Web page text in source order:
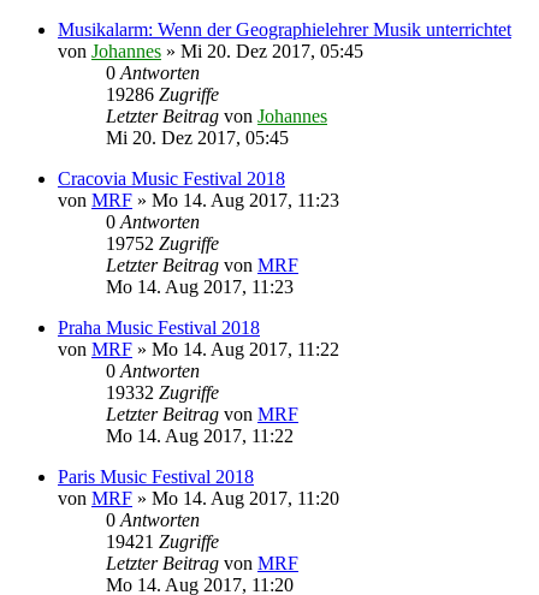
Musikalarm: Wenn der Geographielehrer Musik unterrichtet
von Johannes » Mi 20. Dez 2017, 05:45
0 Antworten
19286 Zugriffe
Letzter Beitrag von Johannes
Mi 20. Dez 2017, 05:45
Cracovia Music Festival 2018
von MRF » Mo 14. Aug 2017, 11:23
0 Antworten
19752 Zugriffe
Letzter Beitrag von MRF
Mo 14. Aug 2017, 11:23
Praha Music Festival 2018
von MRF » Mo 14. Aug 2017, 11:22
0 Antworten
19332 Zugriffe
Letzter Beitrag von MRF
Mo 14. Aug 2017, 11:22
Paris Music Festival 2018
von MRF » Mo 14. Aug 2017, 11:20
0 Antworten
19421 Zugriffe
Letzter Beitrag von MRF
Mo 14. Aug 2017, 11:20